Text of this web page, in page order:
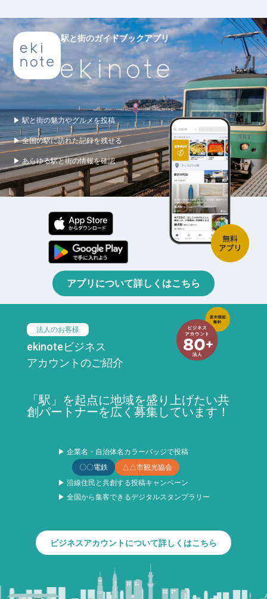
駅と街のガイドブックアプリ
▶ 駅と街の魅力やグルメを投稿
▶ 全国の駅に訪れた記録を残せる
▶ あらゆる駅と街の情報を確認
アプリについて詳しくはこちら
法人のお客様
ekinoteビジネス
アカウントのご紹介
「駅」を起点に地域を盛り上げたい共
創パートナーを広く募集しています！
▶ 企業名・自治体名カラーバッジで投稿
〇〇電鉄
△△市観光協会
▶ 沿線住民と共創する投稿キャンペーン
▶ 全国から集客できるデジタルスタンプラリー
ビジネスアカウントについて詳しくはこちら